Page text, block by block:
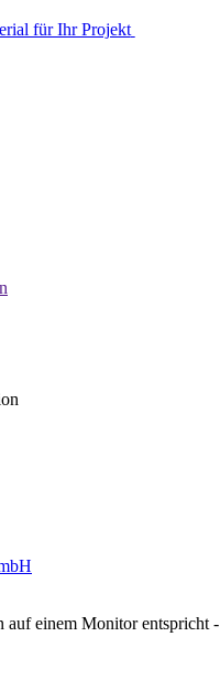
für Ihr Projekt
einem Monitor